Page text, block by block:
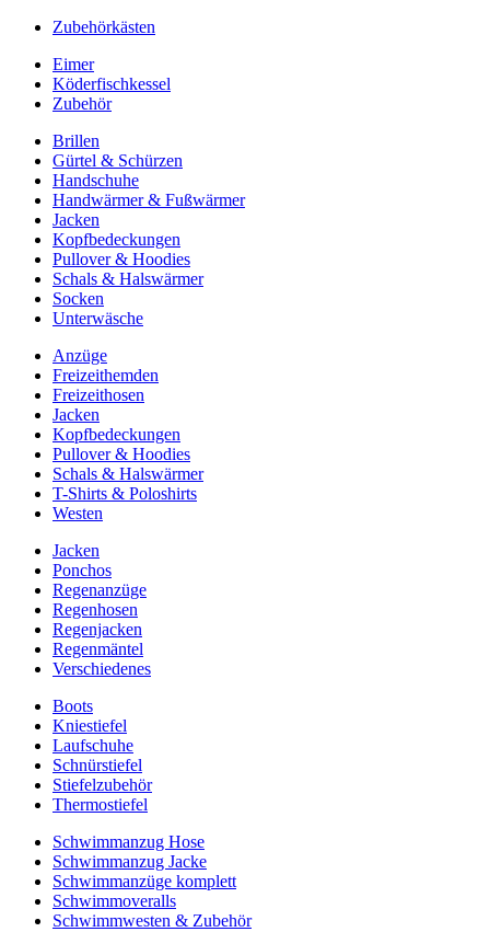
Zubehörkästen
Eimer
Köderfischkessel
Zubehör
Brillen
Gürtel & Schürzen
Handschuhe
Handwärmer & Fußwärmer
Jacken
Kopfbedeckungen
Pullover & Hoodies
Schals & Halswärmer
Socken
Unterwäsche
Anzüge
Freizeithemden
Freizeithosen
Jacken
Kopfbedeckungen
Pullover & Hoodies
Schals & Halswärmer
T-Shirts & Poloshirts
Westen
Jacken
Ponchos
Regenanzüge
Regenhosen
Regenjacken
Regenmäntel
Verschiedenes
Boots
Kniestiefel
Laufschuhe
Schnürstiefel
Stiefelzubehör
Thermostiefel
Schwimmanzug Hose
Schwimmanzug Jacke
Schwimmanzüge komplett
Schwimmoveralls
Schwimmwesten & Zubehör